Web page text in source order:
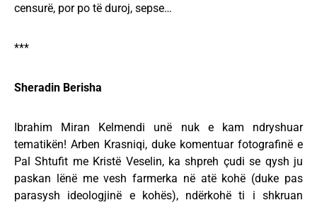
censurë, por po të duroj, sepse…
***
Sheradin Berisha
Ibrahim Miran Kelmendi unë nuk e kam ndryshuar
tematikën! Arben Krasniqi, duke komentuar fotografinë e
Pal Shtufit me Kristë Veselin, ka shpreh çudi se qysh ju
paskan lënë me vesh farmerka në atë kohë (duke pas
parasysh ideologjinë e kohës), ndërkohë ti i shkruan